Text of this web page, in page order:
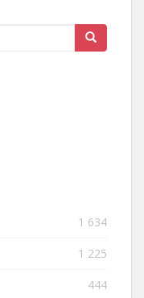
1 634
1 225
444